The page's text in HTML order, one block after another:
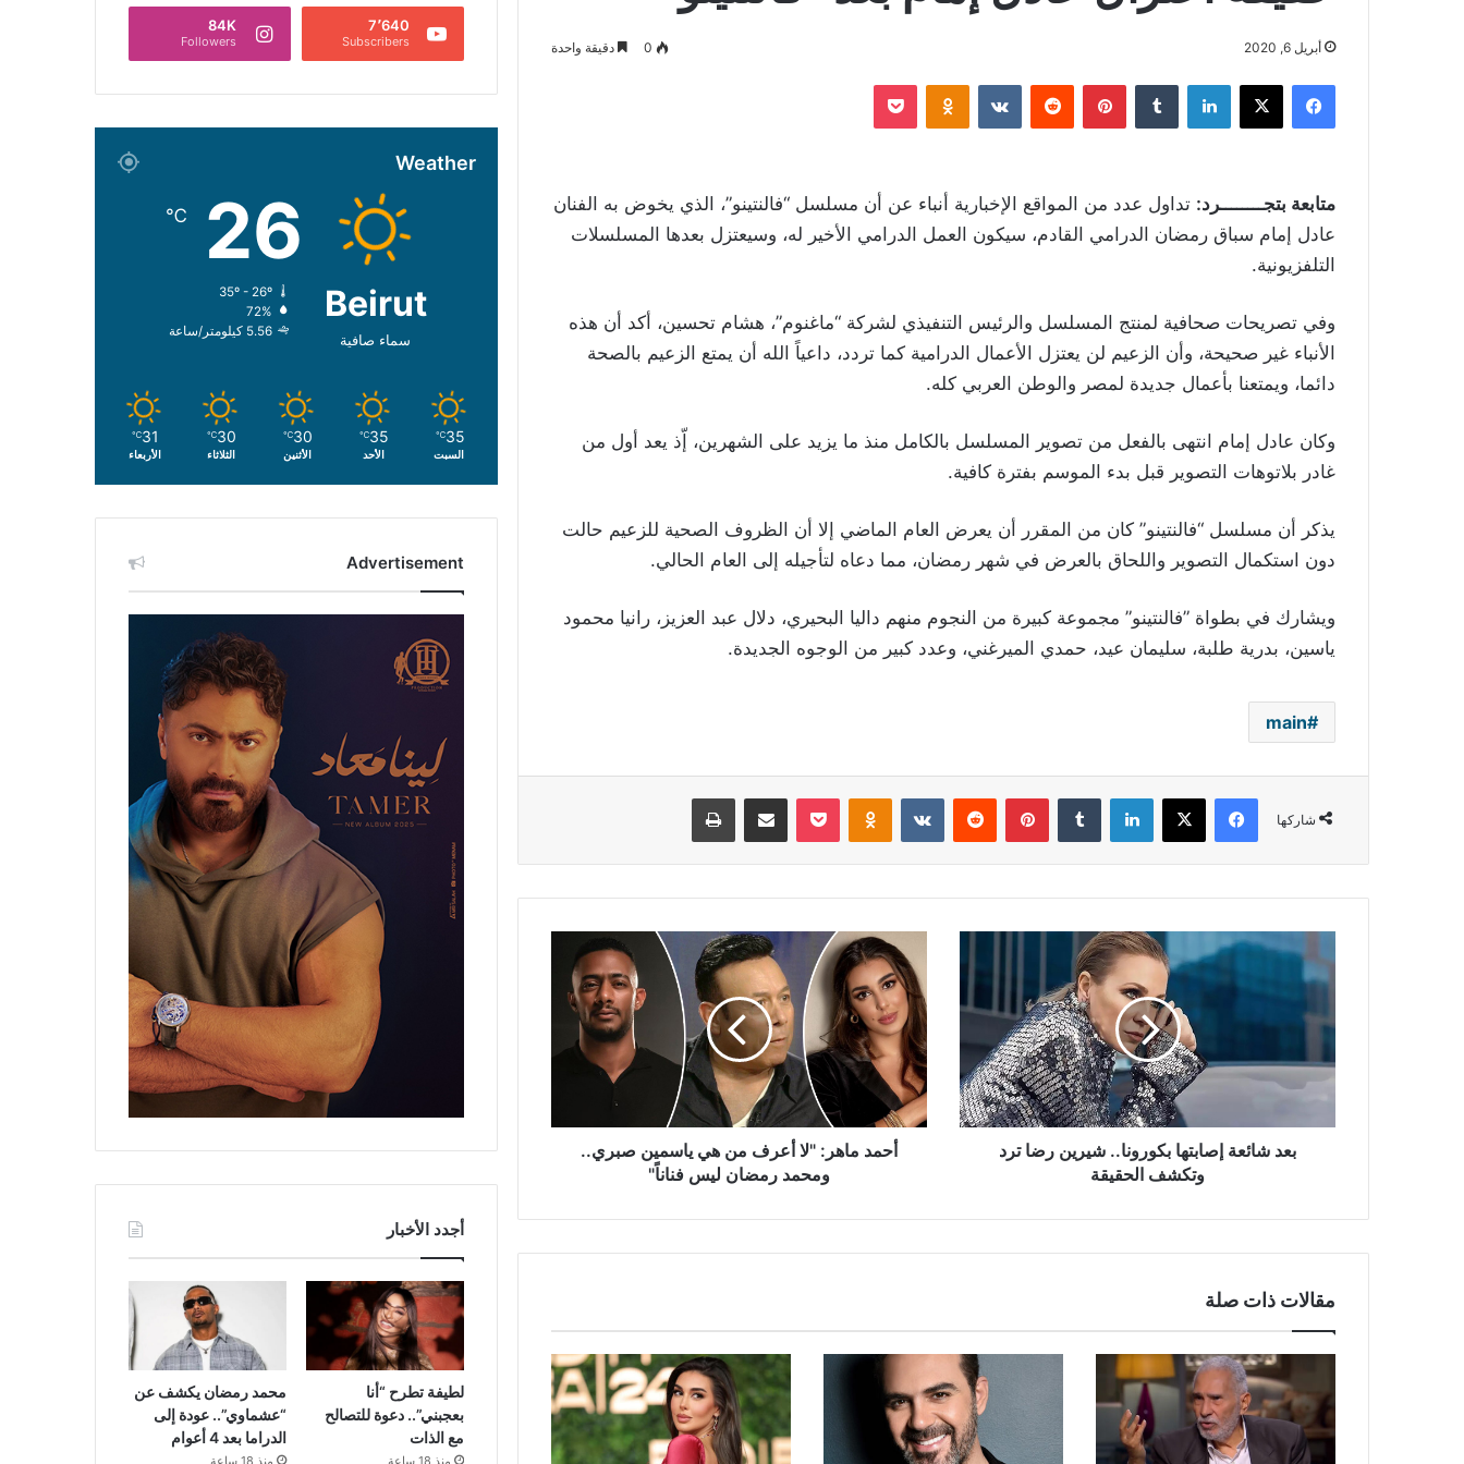
أبريل 6, 2020 0 دقيقة واحدة
فيسبوك ‫X لينكدإن بينتيريست Odnoklassniki
‫Pocket
متابعة بتجــــــــرد: تداول عدد من المواقع الإخبارية أنباء عن أن مسلسل “فالنتينو”، الذي يخوض به الفنان
عادل إمام سباق رمضان الدرامي القادم، سيكون العمل الدرامي الأخير له، وسيعتزل بعدها المسلسلات
التلفزيونية.
وفي تصريحات صحافية لمنتج المسلسل والرئيس التنفيذي لشركة “ماغنوم”، هشام تحسين، أكد أن هذه
الأنباء غير صحيحة، وأن الزعيم لن يعتزل الأعمال الدرامية كما تردد، داعياً الله أن يمتع الزعيم بالصحة
دائما، ويمتعنا بأعمال جديدة لمصر والوطن العربي كله.
وكان عادل إمام انتهى بالفعل من تصوير المسلسل بالكامل منذ ما يزيد على الشهرين، إّذ يعد أول من
غادر بلاتوهات التصوير قبل بدء الموسم بفترة كافية.
يذكر أن مسلسل “فالنتينو” كان من المقرر أن يعرض العام الماضي إلا أن الظروف الصحية للزعيم حالت
دون استكمال التصوير واللحاق بالعرض في شهر رمضان، مما دعاه لتأجيله إلى العام الحالي.
ويشارك في بطواة ‎”‎فالنتينو” مجموعة كبيرة من النجوم منهم داليا البحيري، دلال عبد العزيز، رانيا محمود
ياسين، بدرية طلبة، ‏سليمان عيد، حمدي الميرغني، وعدد كبير من الوجوه الجديدة.
main
شاركها
فيسبوك ‫X لينكدإن بينتيريست Odnoklassniki
‫Pocket مشاركة عبر البريد طباعة
شائعة
إصابتها
بكورونا..
شيرين
وتكشف
الحقيقة
بعد شائعة إصابتها بكورونا.. شيرين رضا ترد
وتكشف الحقيقة
ماهر:
"لا
أعرف
من
هي
ياسمين
صبري..
ومحمد
رمضانأحمد ماهر: "لا أعرف من هي ياسمين صبري..
ومحمد رمضان ليس فناناً"
مقالات ذات صلة
7٬640
Subscribers
84K
Followers
Weather
Beirut
سماء صافية
26
℃
35º - 26º
72%
5.56 كيلومتر/ساعة
35
℃
السبت
35
℃
الأحد
30
℃
الأثنين
30
℃
الثلاثاء
31
℃
الأربعاء
Advertisement
أجدد الأخبار
لطيفة تطرح “أنا
بعجبني”.. دعوة للتصالح
مع الذات
منذ 18 ساعة
محمد رمضان يكشف عن
“عشماوي”.. عودة إلى
الدراما بعد 4 أعوام
منذ 18 ساعة